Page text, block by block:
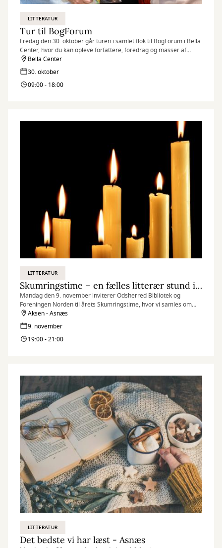
LITTERATUR
Tur til BogForum
Fredag den 30. oktober går turen i samlet flok til BogForum i Bella
Center, hvor du kan opleve forfattere, foredrag og masser af
litterær inspiration – biblioteket sørger for transporten.
Bella Center
30. oktober
09:00 - 18:00
LITTERATUR
Skumringstime – en fælles litterær stund i nordisk efterårsmørke
Mandag den 9. november inviterer Odsherred Bibliotek og
Foreningen Norden til årets Skumringstime, hvor vi samles om
højtlæsning, litteratur og fællesskab i skumringens stille skær.
Aksen - Asnæs
9. november
19:00 - 21:00
LITTERATUR
Det bedste vi har læst - Asnæs